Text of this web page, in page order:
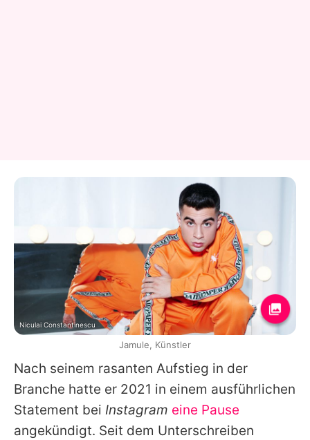
Nach seinem rasanten Aufstieg in der
Branche hatte er 2021 in einem ausführlichen
Statement bei Instagram eine Pause
angekündigt. Seit dem Unterschreiben
Niculai Constantinescu
Jamule, Künstler